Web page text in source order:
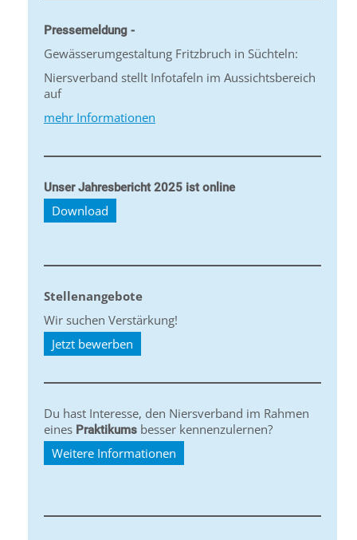
Pressemeldung -
Gewässerumgestaltung Fritzbruch in Süchteln:
Niersverband stellt Infotafeln im Aussichtsbereich
auf
mehr Informationen
Unser Jahresbericht 2025 ist online
Download
Stellenangebote
Wir suchen Verstärkung!
Jetzt bewerben
Du hast Interesse, den Niersverband im Rahmen
eines Praktikums besser kennenzulernen?
Weitere Informationen